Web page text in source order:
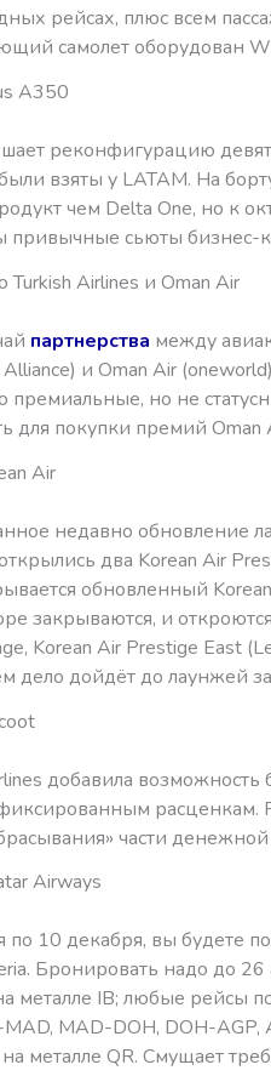
рейсах, плюс всем
самолет оборудован
A350
реконфигурацию
взяты у LATAM. На
чем Delta One, но к
привычные сьюты бизнес-
Turkish Airlines и Oman Air
партнерства между
и Oman Air
премиальные, но не
для покупки премий
Air
недавно обновление
два Korean Air
обновленный
закрываются, и
Korean Air Prestige East
дело дойдёт до лаунжей
добавила
части
Airways
по 10 декабря, вы будете
Бронировать надо до
металле IB; любые рейсы
MAD-DOH, DOH-AGP,
металле QR. Смущает